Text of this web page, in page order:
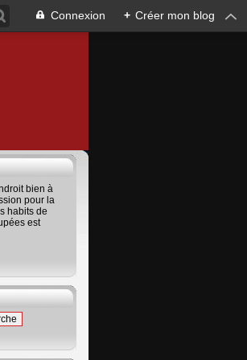
Connexion + Créer mon blog
bien à
pour la
habits de
est